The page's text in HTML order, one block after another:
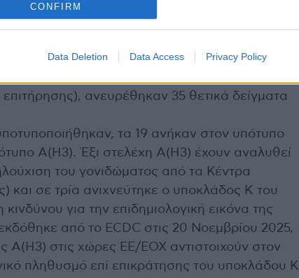
CONFIRM
Data Deletion Data Access Privacy Policy
επιβεβαιωμένη γρίπη, ανέρχονται
έως και την εβδομάδα 48/2025, μεταξύ 1.218
επιτήρησης SARI και νοσοκομείων από
ανευρέθηκαν 35 θετικά δείγματα
τα 19 ανήκαν στον υπότυπο
Α(Η3). Έξι στελέχη Α(Η3) έχουν αναλυθεί
του γονιδώματος από τα Κέντρα
και σε τρία ανιχνεύτηκε ο υποκλάδος Κ του
για την επιδημιολογική εικόνα της
από το ECDC στις 20 Νοεμβρίου 2025,
Α(Η3) στις χώρες ΕΕ/ΕΟΧ αντιστοιχούν στον
πληθυσμό επί επικράτησης του υποκλάδου Κ